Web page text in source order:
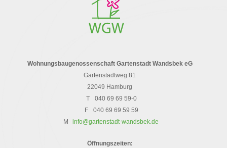
Wohnungsbaugenossenschaft Gartenstadt Wandsbek eG
Gartenstadtweg 81
22049 Hamburg
T
040 69 69 59-0
F
040 69 69 59 59
M
info@gartenstadt-wandsbek.de
Öffnungszeiten: